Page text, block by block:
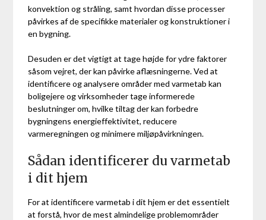
konvektion og stråling, samt hvordan disse processer
påvirkes af de specifikke materialer og konstruktioner i
en bygning.
Desuden er det vigtigt at tage højde for ydre faktorer
såsom vejret, der kan påvirke aflæsningerne. Ved at
identificere og analysere områder med varmetab kan
boligejere og virksomheder tage informerede
beslutninger om, hvilke tiltag der kan forbedre
bygningens energieffektivitet, reducere
varmeregningen og minimere miljøpåvirkningen.
Sådan identificerer du varmetab
i dit hjem
For at identificere varmetab i dit hjem er det essentielt
at forstå, hvor de mest almindelige problemområder